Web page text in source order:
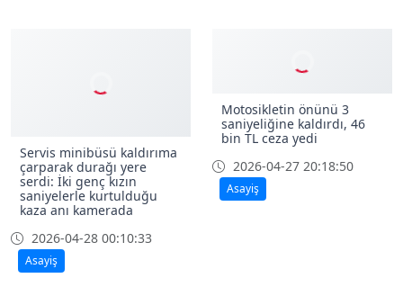
Servis minibüsü kaldırıma
çarparak durağı yere
serdi: İki genç kızın
saniyelerle kurtulduğu
kaza anı kamerada
2026-04-28 00:10:33
Asayiş
Motosikletin önünü 3
saniyeliğine kaldırdı, 46
bin TL ceza yedi
2026-04-27 20:18:50
Asayiş